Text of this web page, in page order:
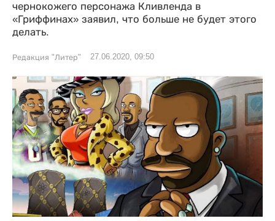
чернокожего персонажа Кливленда в
«Гриффинах» заявил, что больше не будет этого
делать.
Редакция "Литер" 27.06.2020, 09:50